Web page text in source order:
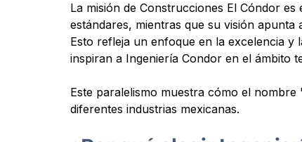
La misión de Construcciones El Cóndor
estándares, mientras que su visión
Esto refleja un enfoque en la excelencia y
inspiran a Ingeniería Condor en el ámbito
Este paralelismo muestra cómo el
diferentes industrias mexicanas.